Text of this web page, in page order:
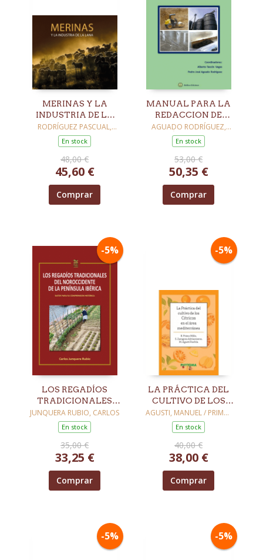
MERINAS Y LA
INDUSTRIA DE LA
LANA
RODRÍGUEZ PASCUAL,
MANUEL
En stock
48,00 €
45,60 €
Comprar
MANUAL PARA LA
REDACCION DE
PROYECTOS DE
INDUSTRIAS
AGROALIMENTARIAS
AGUADO RODRÍGUEZ,
PEDRÓ JOSÉ / ARBIZU
MILAGRO, JULIA / BAYONA
DEL RÍO, MERCEDES / DÍAZ
YUBERO, FRANCISCO
En stock
53,00 €
50,35 €
Comprar
-5%
LOS REGADÍOS
TRADICIONALES
DEL NOROCCIDENTE
DE LA PENÍNSULA
IBÉRICA
JUNQUERA RUBIO, CARLOS
En stock
35,00 €
33,25 €
Comprar
-5%
LA PRÁCTICA DEL
CULTIVO DE LOS
CÍTRICOS EN EL
ÁREA
MEDITERRÁNEA
AGUSTI, MANUEL / PRIMO,
EDUARDO / ZARAGOZA,
SALVADOR
En stock
40,00 €
38,00 €
Comprar
-5% -5%